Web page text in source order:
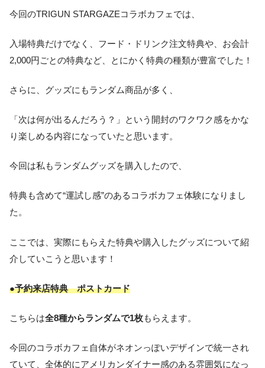
今回のTRIGUN STARGAZEコラボカフェでは、
入場特典だけでなく、フード・ドリンク注文特典や、お会計
2,000円ごとの特典など、とにかく特典の種類が豊富でした！
さらに、グッズにもランダム商品が多く、
「次は何が出るんだろう？」という開封のワクワク感をかな
り楽しめる内容になっていたと思います。
今回は私もランダムグッズを購入したので、
特典も含めて“運試し感”のあるコラボカフェ体験になりまし
た。
ここでは、実際にもらえた特典や購入したグッズについて紹
介していこうと思います！
●予約来店特典 ポストカード
こちらは全8種からランダムで1枚もらえます。
今回のコラボカフェ自体がネオンっぽいデザインで統一され
ていて、全体的にアメリカンダイナー感のある雰囲気になっ